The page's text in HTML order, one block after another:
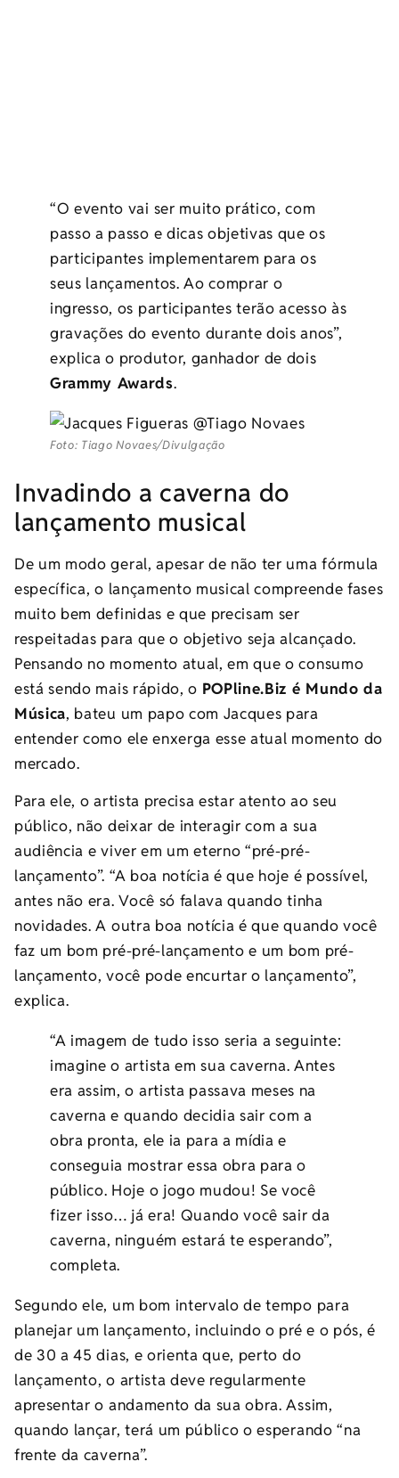
“O evento vai ser muito prático, com
passo a passo e dicas objetivas que os
participantes implementarem para os
seus lançamentos. Ao comprar o
ingresso, os participantes terão acesso às
gravações do evento durante dois anos”,
explica o produtor, ganhador de dois
Grammy Awards.
Foto: Tiago Novaes/Divulgação
Invadindo a caverna do
lançamento musical
De um modo geral, apesar de não ter uma fórmula
específica, o lançamento musical compreende fases
muito bem definidas e que precisam ser
respeitadas para que o objetivo seja alcançado.
Pensando no momento atual, em que o consumo
está sendo mais rápido, o POPline.Biz é Mundo da
Música, bateu um papo com Jacques para
entender como ele enxerga esse atual momento do
mercado.
Para ele, o artista precisa estar atento ao seu
público, não deixar de interagir com a sua
audiência e viver em um eterno “pré-pré-
lançamento”. “A boa notícia é que hoje é possível,
antes não era. Você só falava quando tinha
novidades. A outra boa notícia é que quando você
faz um bom pré-pré-lançamento e um bom pré-
lançamento, você pode encurtar o lançamento”,
explica.
“A imagem de tudo isso seria a seguinte:
imagine o artista em sua caverna. Antes
era assim, o artista passava meses na
caverna e quando decidia sair com a
obra pronta, ele ia para a mídia e
conseguia mostrar essa obra para o
público. Hoje o jogo mudou! Se você
fizer isso… já era! Quando você sair da
caverna, ninguém estará te esperando”,
completa.
Segundo ele, um bom intervalo de tempo para
planejar um lançamento, incluindo o pré e o pós, é
de 30 a 45 dias, e orienta que, perto do
lançamento, o artista deve regularmente
apresentar o andamento da sua obra. Assim,
quando lançar, terá um público o esperando “na
frente da caverna”.